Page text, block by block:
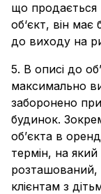
що продається
об‘єкт, він має
до виходу на
5. В описі до
максимально
заборонено
будинок.
об’єкта в
термін, на
клієнтам з